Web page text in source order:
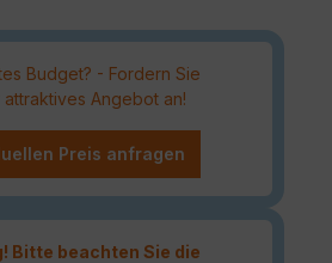
Budget? - Fordern Sie
attraktives Angebot an!
Preis anfragen
Bitte beachten Sie die